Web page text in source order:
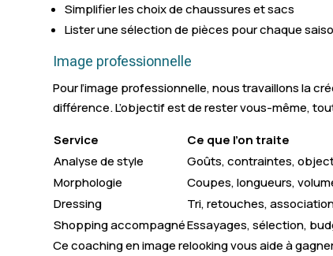
Simplifier les choix de chaussures et sacs
Lister une sélection de pièces pour chaque
Image professionnelle
Pour l’image professionnelle, nous travaillons la
différence. L’objectif est de rester vous-même,
Service
Ce que l’on traite
Analyse de style
Goûts, contraintes,
Morphologie
Coupes, longueurs,
Dressing
Tri, retouches,
Shopping accompagnéEssayages, sélection,
Ce coaching en image relooking vous aide à